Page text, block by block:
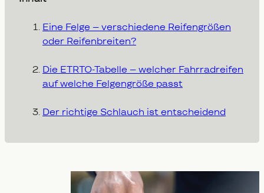
Eine Felge – verschiedene Reifengrößen
oder Reifenbreiten?
Die ETRTO-Tabelle – welcher Fahrradreifen
auf welche Felgengröße passt
Der richtige Schlauch ist entscheidend